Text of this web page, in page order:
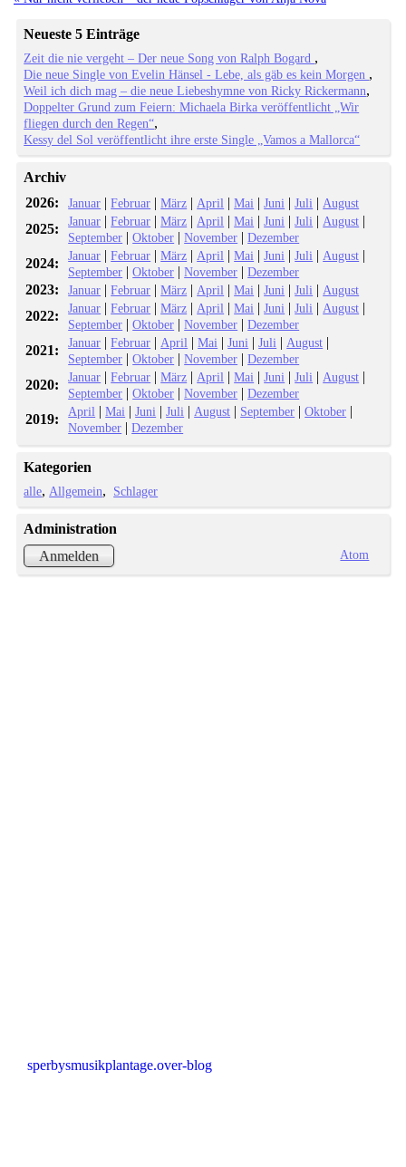
Neueste 5 Einträge
Zeit die nie vergeht – Der neue Song von Ralph Bogard
Die neue Single von Evelin Hänsel - Lebe, als gäb es kein Morgen
Weil ich dich mag – die neue Liebeshymne von Ricky Rickermann
Doppelter Grund zum Feiern: Michaela Birka veröffentlicht „Wir
fliegen durch den Regen“
Kessy del Sol veröffentlicht ihre erste Single „Vamos a Mallorca“
Archiv
2026:
Januar |Februar |März | April |Mai |Juni |Juli | August
2025: Januar |Februar |März | April |Mai |Juni |Juli | August |
September |Oktober |November |Dezember
2024: Januar |Februar |März | April |Mai |Juni |Juli | August |
September |Oktober |November |Dezember
2023: Januar |Februar |März | April |Mai |Juni |Juli | August
2022: Januar |Februar |März | April |Mai |Juni |Juli | August |
September |Oktober |November |Dezember
2021: Januar |Februar | April |Mai |Juni |Juli | August |
September |Oktober |November |Dezember
2020: Januar |Februar |März | April |Mai |Juni |Juli | August |
September |Oktober |November |Dezember
2019: April |Mai |Juni |Juli | August | September |Oktober |
November |Dezember
Kategorien
alle Allgemein Schlager
Administration
Anmelden
Atom
sperbysmusikplantage.over-blog